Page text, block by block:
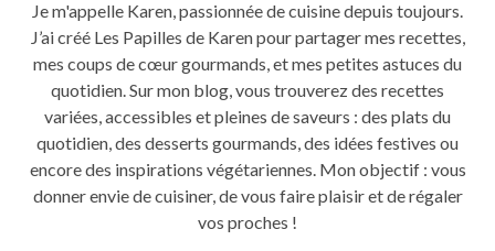
Je m'appelle Karen, passionnée de cuisine depuis toujours.
J’ai créé Les Papilles de Karen pour partager mes recettes,
mes coups de cœur gourmands, et mes petites astuces du
quotidien. Sur mon blog, vous trouverez des recettes
variées, accessibles et pleines de saveurs : des plats du
quotidien, des desserts gourmands, des idées festives ou
encore des inspirations végétariennes. Mon objectif : vous
donner envie de cuisiner, de vous faire plaisir et de régaler
vos proches !